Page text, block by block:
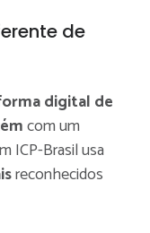
de
digital de
com um
ICP-Brasil usa
reconhecidos